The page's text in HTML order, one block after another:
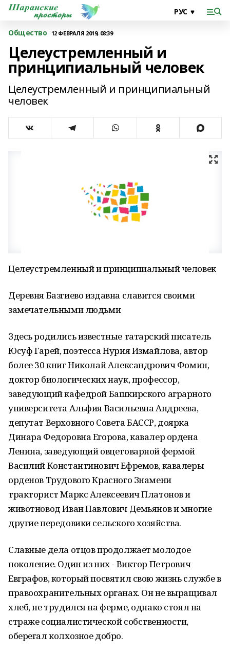
Общество 12 ФЕВРАЛЯ 2019, 08:39
Целеустремленный и
принципиальный человек
Целеустремленный и принципиальный
человек
Целеустремленный и принципиальный человек
Деревня Базгиево издавна славится своими
замечательными людьми
Здесь родились известные татарский писатель
Юсуф Гарей, поэтесса Нурия Измайлова, автор
более 30 книг Николай Александрович Фомин,
доктор биологических наук, профессор,
заведующий кафедрой Башкирского аграрного
университета Альфия Васильевна Андреева,
депутат Верховного Совета БАССР, доярка
Динара Федоровна Егорова, кавалер ордена
Ленина, заведующий овцетоварной фермой
Василий Константинович Ефремов, кавалеры
орденов Трудового Красного Знамени
тракторист Маркс Алексеевич Платонов и
животновод Иван Павлович Демьянов и многие
другие передовики сельского хозяйства.
Славные дела отцов продолжает молодое
поколение. Один из них - Виктор Петрович
Евграфов, который посвятил свою жизнь службе в
правоохранительных органах. Он не выращивал
хлеб, не трудился на ферме, однако стоял на
страже социалистической собственности,
оберегал колхозное добро.